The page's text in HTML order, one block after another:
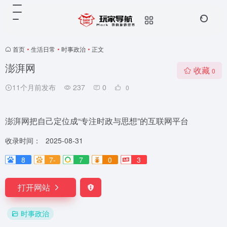
首页 • 生活日常 • 时事政治 • 正文
澎湃网
11个月前发布 237 0 0
收藏 0
澎湃网把自己定位成“专注时政与思想”的互联网平台
收录时间：
2025-08-31
8
7- 7 0 3
打开网站
时事政治